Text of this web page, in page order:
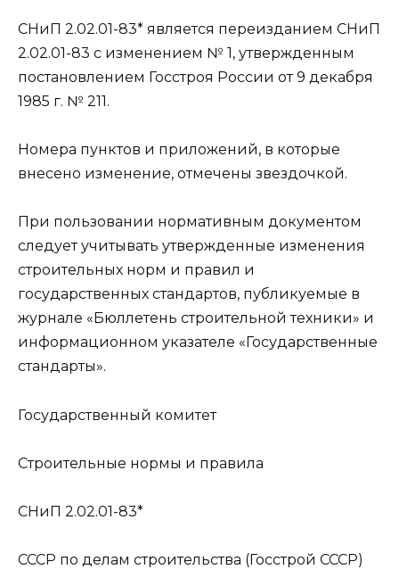
СНиП 2.02.01-83* является переизданием СНиП
2.02.01-83 с изменением № 1, утвержденным
постановлением Госстроя России от 9 декабря
1985 г. № 211.
Номера пунктов и приложений, в которые
внесено изменение, отмечены звездочкой.
При пользовании нормативным документом
следует учитывать утвержденные изменения
строительных норм и правил и
государственных стандартов, публикуемые в
журнале «Бюллетень строительной техники» и
информационном указателе «Государственные
стандарты».
Государственный комитет
Строительные нормы и правила
СНиП 2.02.01-83*
СССР по делам строительства (Госстрой СССР)